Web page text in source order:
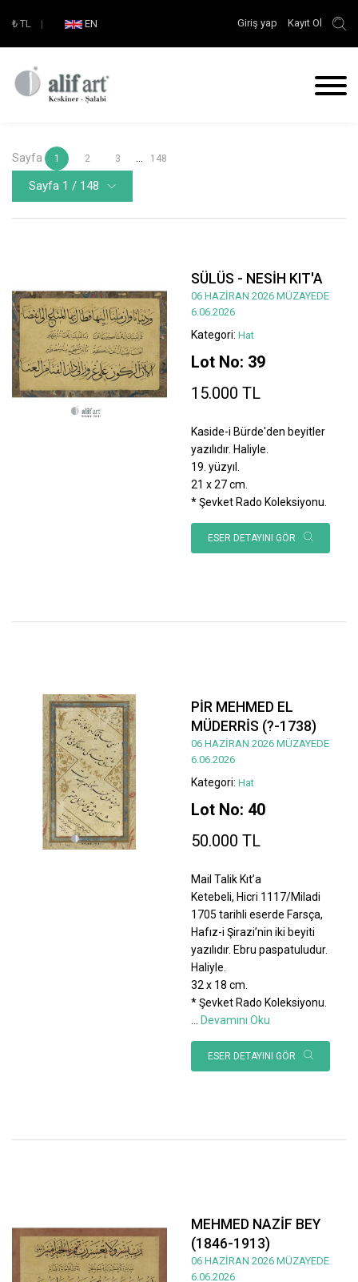
₺ TL | EN Giriş yap Kayıt Ol
Sayfa 1 2 3 148
Sayfa 1 / 148
SÜLÜS - NESİH KIT'A
06 HAZİRAN 2026 MÜZAYEDE
6.06.2026
Kategori: Hat
Lot No: 39
15.000 TL
Kaside-i Bürde'den beyitler
yazılıdır. Haliyle.
19. yüzyıl.
21 x 27 cm.
* Şevket Rado Koleksiyonu.
ESER DETAYINI GÖR
PİR MEHMED EL
MÜDERRİS (?-1738)
06 HAZİRAN 2026 MÜZAYEDE
6.06.2026
Kategori: Hat
Lot No: 40
50.000 TL
Mail Talik Kıt’a
Ketebeli, Hicri 1117/Miladi
1705 tarihli eserde Farsça,
Hafız-i Şirazi’nin iki beyiti
yazılıdır. Ebru paspatuludur.
Haliyle.
32 x 18 cm.
* Şevket Rado Koleksiyonu.
Devamını Oku
ESER DETAYINI GÖR
MEHMED NAZİF BEY
(1846-1913)
06 HAZİRAN 2026 MÜZAYEDE
6.06.2026